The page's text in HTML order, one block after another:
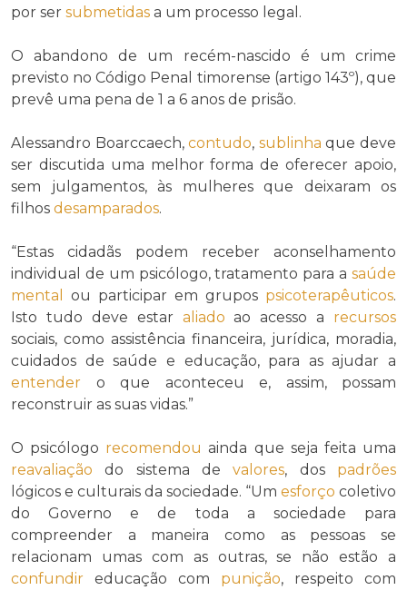
por ser submetidas a um processo legal.
O abandono de um recém-nascido é um crime
previsto no Código Penal timorense (artigo 143º), que
prevê uma pena de 1 a 6 anos de prisão.
Alessandro Boarccaech,contudo, sublinha que deve
ser discutida uma melhor forma de oferecer apoio,
sem julgamentos, às mulheres que deixaram os
filhos desamparados.
“Estas cidadãs podem receber aconselhamento
individual de um psicólogo, tratamento para a saúde
mental
ou participar em grupos psicoterapêuticos.
Isto tudo deve estar aliado ao acesso a recursos
sociais, como assistência financeira, jurídica, moradia,
cuidados de saúde e educação, para as ajudar a
entender o que aconteceu e, assim, possam
reconstruir as suas vidas.”
O psicólogo recomendou ainda que seja feita uma
reavaliação do sistema devalores, dos padrões
lógicos e culturais da sociedade. “Um esforço coletivo
do Governo e de toda a sociedade para
compreender a maneira como as pessoas se
relacionam umas com as outras, se não estão a
confundir educação com punição, respeito com